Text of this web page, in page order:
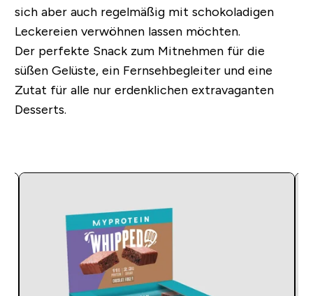
sich aber auch regelmäßig mit schokoladigen
Leckereien verwöhnen lassen möchten.
Der perfekte Snack zum Mitnehmen für die
süßen Gelüste, ein Fernsehbegleiter und eine
Zutat für alle nur erdenklichen extravaganten
Desserts.